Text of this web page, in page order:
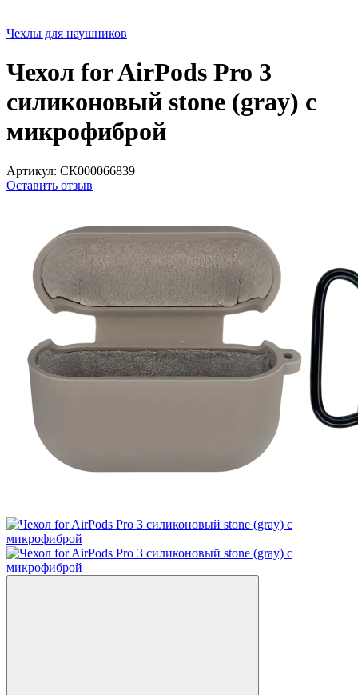
Чехлы для наушников
Чехол for AirPods Pro 3
силиконовый stone (gray) с
микрофиброй
Артикул: СК000066839
Оставить отзыв